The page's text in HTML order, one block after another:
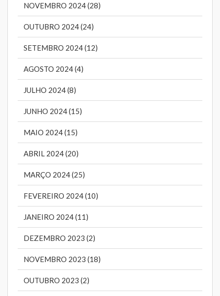
NOVEMBRO 2024 (28)
OUTUBRO 2024 (24)
SETEMBRO 2024 (12)
AGOSTO 2024 (4)
JULHO 2024 (8)
JUNHO 2024 (15)
MAIO 2024 (15)
ABRIL 2024 (20)
MARÇO 2024 (25)
FEVEREIRO 2024 (10)
JANEIRO 2024 (11)
DEZEMBRO 2023 (2)
NOVEMBRO 2023 (18)
OUTUBRO 2023 (2)